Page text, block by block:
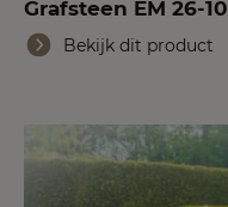
Grafsteen EM 26-10
Bekijk dit product